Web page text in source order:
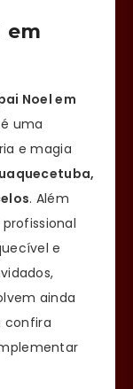
em
Noel em
uma
e magia
. Além
e
ainda
confira